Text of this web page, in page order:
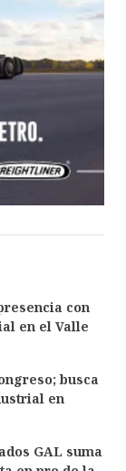
con
en el Valle
busca
en
GAL suma